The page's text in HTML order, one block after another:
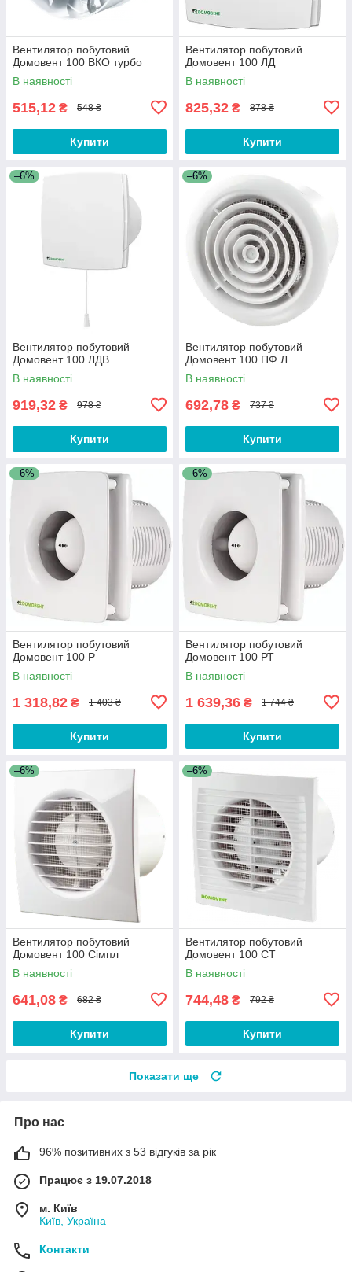
Вентилятор побутовий
Домовент 100 ВКО турбо
В наявності
515,12 ₴ 548 ₴
Купити
Вентилятор побутовий
Домовент 100 ЛД
В наявності
825,32 ₴ 878 ₴
Купити
–6%
Вентилятор побутовий
Домовент 100 ЛДВ
В наявності
919,32 ₴ 978 ₴
Купити
–6%
Вентилятор побутовий
Домовент 100 ПФ Л
В наявності
692,78 ₴ 737 ₴
Купити
–6%
Вентилятор побутовий
Домовент 100 Р
В наявності
1 318,82 ₴ 1 403 ₴
Купити
–6%
Вентилятор побутовий
Домовент 100 РТ
В наявності
1 639,36 ₴ 1 744 ₴
Купити
–6%
Вентилятор побутовий
Домовент 100 Сімпл
В наявності
641,08 ₴ 682 ₴
Купити
–6%
Вентилятор побутовий
Домовент 100 СТ
В наявності
744,48 ₴ 792 ₴
Купити
Показати ще
Про нас
96% позитивних з 53 відгуків за рік
Працює з 19.07.2018
м. Київ
Київ, Україна
Контакти